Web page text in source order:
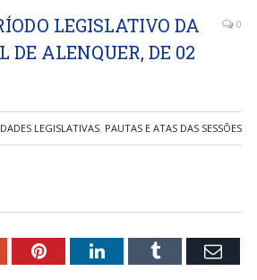
LEGISLATIVO DA
ALENQUER, DE 02
0
LEGISLATIVAS, PAUTAS E ATAS DAS SESSÕES
PinterestLinkedInTumblr Email